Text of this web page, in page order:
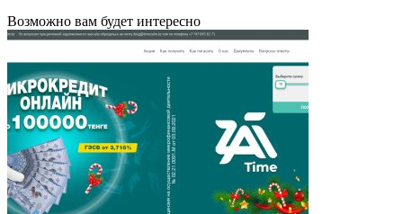
Возможно вам будет интересно